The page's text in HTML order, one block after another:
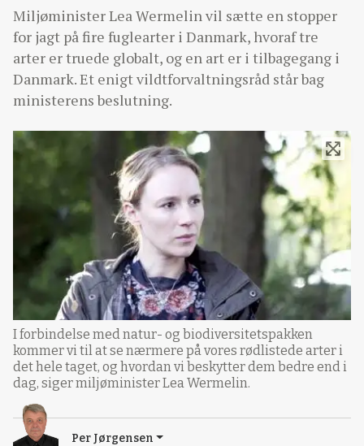
Miljøminister Lea Wermelin vil sætte en stopper
for jagt på fire fuglearter i Danmark, hvoraf tre
arter er truede globalt, og en art er i tilbagegang i
Danmark. Et enigt vildtforvaltningsråd står bag
ministerens beslutning.
I forbindelse med natur- og biodiversitetspakken
kommer vi til at se nærmere på vores rødlistede arter i
det hele taget, og hvordan vi beskytter dem bedre end i
dag, siger miljøminister Lea Wermelin.
Per Jørgensen